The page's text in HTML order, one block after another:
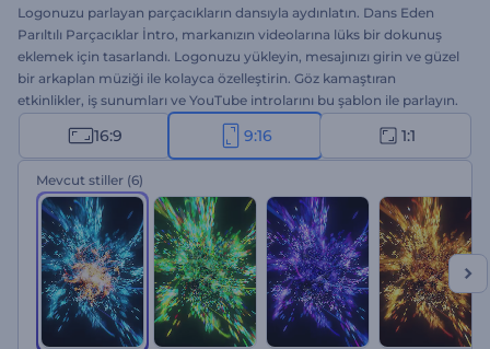
Logonuzu parlayan parçacıkların dansıyla aydınlatın. Dans Eden
Parıltılı Parçacıklar İntro, markanızın videolarına lüks bir dokunuş
eklemek için tasarlandı. Logonuzu yükleyin, mesajınızı girin ve güzel
bir arkaplan müziği ile kolayca özelleştirin. Göz kamaştıran
etkinlikler, iş sunumları ve YouTube introlarını bu şablon ile parlayın.
Sadece birkaç tıklama ile unutulmaz bir intro elde edin!
16:9 9:16 1:1
Mevcut stiller (6)